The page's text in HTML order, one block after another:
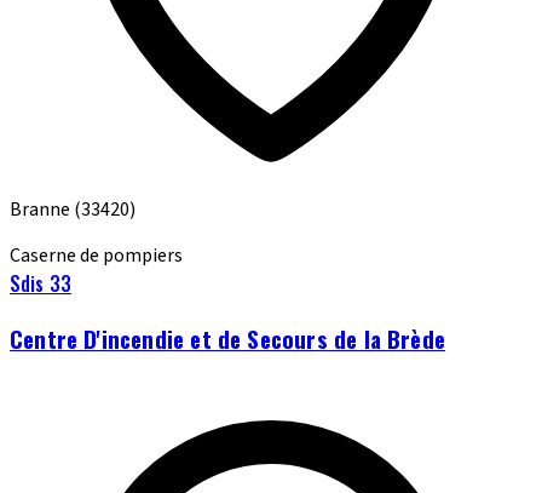
Branne (33420)
Caserne de pompiers
Sdis 33
Centre D'incendie et de Secours de la Brède